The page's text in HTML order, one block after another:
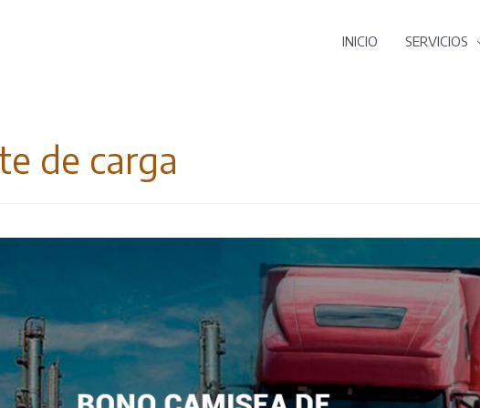
INICIO SERVICIOS
de carga